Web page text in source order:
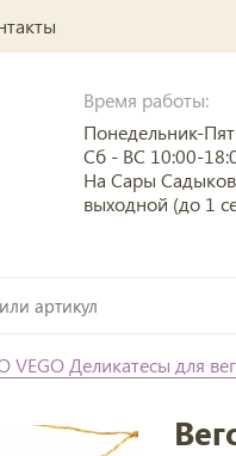
Время работы:
Понедельник-
Сб - ВС 10:00-
На Сары
выходной (до 1
VEGO Деликатесы для